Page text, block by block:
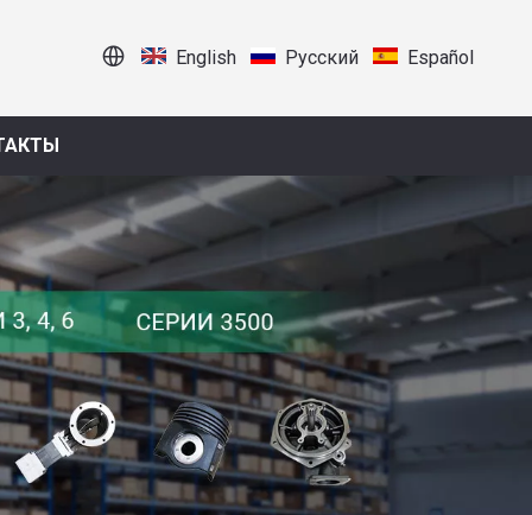
English Pусский Español